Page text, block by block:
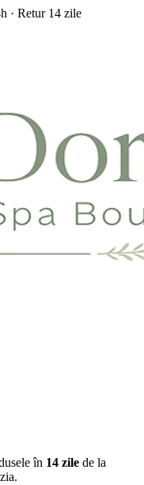
· Retur 14 zile
în 14 zile de la